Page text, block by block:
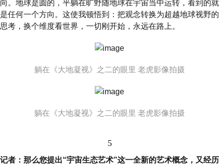
向。地球是圆的，平躺在旷野随地球在宇宙当中运转，看到的就
是任何一个方向。这使我顿悟到：把观念转换为超越地球视野的
思考，换个维度看世界，一切刚开始，永远在路上。
躺在《大地凝视》之二的眼里 老虎影像拍摄
躺在《大地凝视》之二的眼里 老虎影像拍摄
5
记者：那么您提出“宇宙生态艺术”这一全新的艺术概念，又经历